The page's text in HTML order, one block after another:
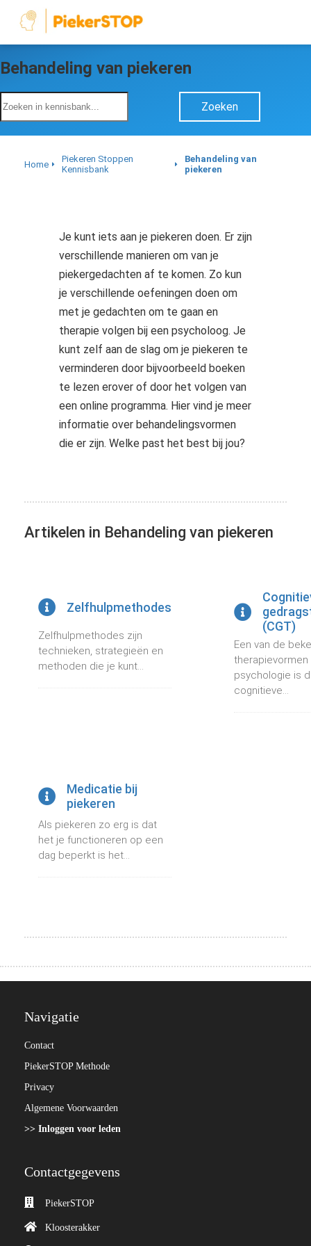
Behandeling van piekeren
Zoeken
Home
Piekeren Stoppen
Kennisbank
Behandeling van
piekeren
Je kunt iets aan je piekeren doen. Er zijn
verschillende manieren om van je
piekergedachten af te komen. Zo kun
je verschillende oefeningen doen om
met je gedachten om te gaan en
therapie volgen bij een psycholoog. Je
kunt zelf aan de slag om je piekeren te
verminderen door bijvoorbeeld boeken
te lezen erover of door het volgen van
een online programma. Hier vind je meer
informatie over behandelingsvormen
die er zijn. Welke past het best bij jou?
Artikelen in Behandeling van piekeren
Zelfhulpmethodes
Zelfhulpmethodes zijn
technieken, strategieën en
methoden die je kunt...
(CGT)
Een van de
therapievormen
psychologie is
cognitieve...
Medicatie bij
piekeren
Als piekeren zo erg is dat
het je functioneren op een
dag beperkt is het...
Navigatie
Contact
PiekerSTOP Methode
Privacy
Algemene Voorwaarden
>> Inloggen voor leden
Contactgegevens
PiekerSTOP
Kloosterakker